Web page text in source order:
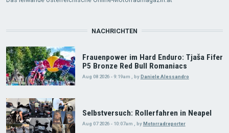
NACHRICHTEN
Frauenpower im Hard Enduro: Tjaša Fifer
P5 Bronze Red Bull Romaniacs
Aug 08 2026 - 9:19am byDaniele Alessandro
Selbstversuch: Rollerfahren in Neapel
Aug 07 2026 - 10:07am byMotorradreporter